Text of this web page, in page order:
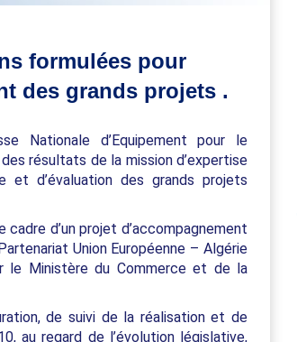
formulées pour
des grands projets .
Nationale d’Equipement pour le
résultats de la mission d’expertise
et d’évaluation des grands projets
d’un projet d’accompagnement
Union Européenne – Algérie
le Ministère du Commerce et de la
de suivi de la réalisation et de
au regard de l’évolution législative,